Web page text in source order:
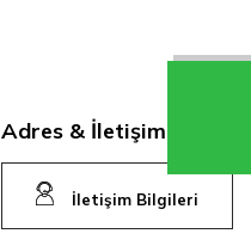
Adres & İletişim
İletişim Bilgileri